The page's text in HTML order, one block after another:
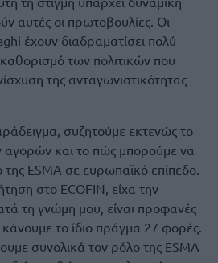
αυτές οι πρωτοβουλίες. Οι
έχουν διαδραματίσει πολύ
των πολιτικών που
της ανταγωνιστικότητας
συζητούμε εκτενώς το
αγορών και το πώς μπορούμε να
της ESMA σε ευρωπαϊκό επίπεδο.
στο ECOFIN, είχα την
τη γνώμη μου, είναι προφανές
το ίδιο πράγμα 27 φορές.
συνολικά τον ρόλο της ESMA